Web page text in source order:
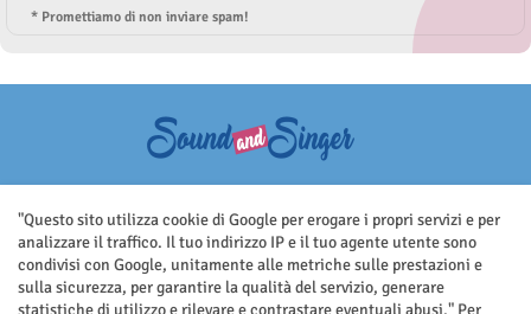
* Promettiamo di non inviare spam!
aggiornato senza nessuna periodicità. Non può pertanto considerarsi
un prodotto editoriale ai sensi della legge n.62 del 7.03.2001
"Questo sito utilizza cookie di Google per erogare i propri servizi e per
analizzare il traffico. Il tuo indirizzo IP e il tuo agente utente sono
condivisi con Google, unitamente alle metriche sulle prestazioni e
sulla sicurezza, per garantire la qualità del servizio, generare
statistiche di utilizzo e rilevare e contrastare eventuali abusi." Per